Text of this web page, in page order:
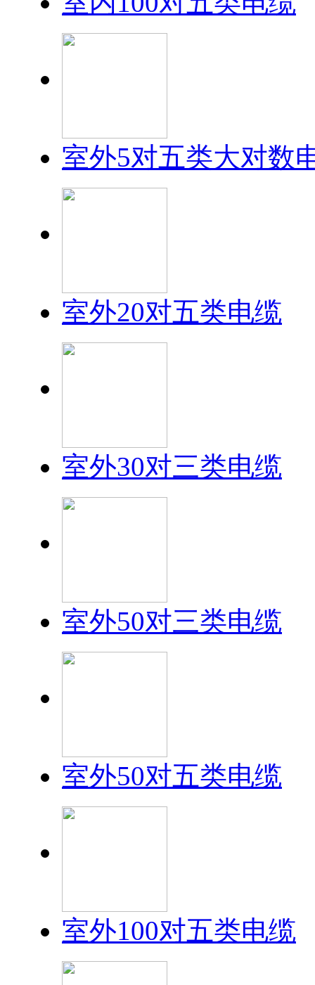
室外5对五类大对数
室外20对五类电缆
室外30对三类电缆
室外50对三类电缆
室外50对五类电缆
室外100对五类电缆